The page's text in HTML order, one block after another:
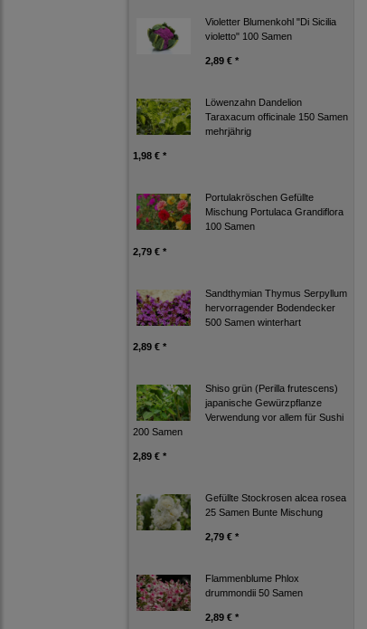
Violetter Blumenkohl "Di Sicilia
violetto" 100 Samen
2,89 € *
Löwenzahn Dandelion
Taraxacum officinale 150 Samen
mehrjährig
1,98 € *
Portulakröschen Gefüllte
Mischung Portulaca Grandiflora
100 Samen
2,79 € *
Sandthymian Thymus Serpyllum
hervorragender Bodendecker
500 Samen winterhart
2,89 € *
Shiso grün (Perilla frutescens)
japanische Gewürzpflanze
Verwendung vor allem für Sushi
200 Samen
2,89 € *
Gefüllte Stockrosen alcea rosea
25 Samen Bunte Mischung
2,79 € *
Flammenblume Phlox
drummondii 50 Samen
2,89 € *